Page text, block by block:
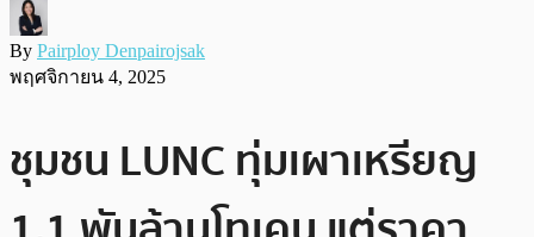
By Pairploy Denpairojsak
พฤศจิกายน 4, 2025
ชุมชน LUNC ทุ่มเผาเหรียญ